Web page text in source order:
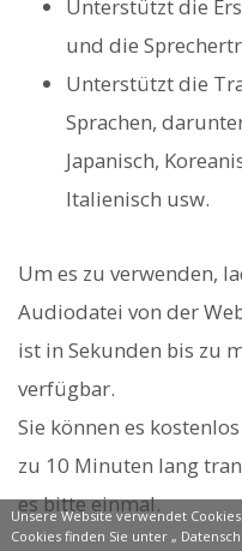
Unterstützt die
und die
Unterstützt die
Sprachen,
Japanisch,
Italienisch usw.
Um es zu verwenden,
Audiodatei von der
ist in Sekunden bis zu
verfügbar.
Sie können es
zu 10 Minuten lang
es bitte einmal.
Unsere Website verwendet
Cookies finden Sie unter „